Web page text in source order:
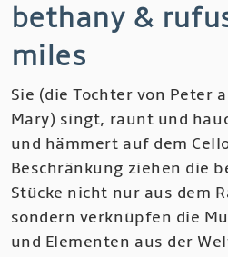
-
The
Names
Dub,
From
The
Oriental
School
bethany &
miles
Sie (die Tochter von Peter
Mary) singt, raunt und
und hämmert auf dem
Beschränkung ziehen die
Stücke nicht nur aus dem
sondern verknüpfen die
und Elementen aus der